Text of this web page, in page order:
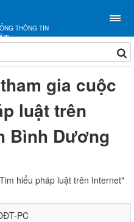
THÔNG TIN
gia cuộc
luật trên
Bình Dương
hiểu pháp luật trên Internet"
PC